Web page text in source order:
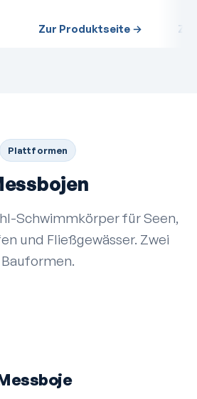
Zur Produktseite →
Plattformen
Schwimmkörper für Seen,
und Fließgewässer. Zwei
Bauformen.